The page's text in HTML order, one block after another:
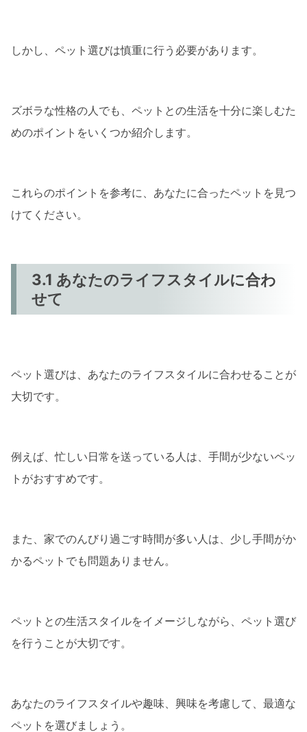
しかし、ペット選びは慎重に行う必要があります。
ズボラな性格の人でも、ペットとの生活を十分に楽しむた
めのポイントをいくつか紹介します。
これらのポイントを参考に、あなたに合ったペットを見つ
けてください。
3.1 あなたのライフスタイルに合わ
せて
ペット選びは、あなたのライフスタイルに合わせることが
大切です。
例えば、忙しい日常を送っている人は、手間が少ないペッ
トがおすすめです。
また、家でのんびり過ごす時間が多い人は、少し手間がか
かるペットでも問題ありません。
ペットとの生活スタイルをイメージしながら、ペット選び
を行うことが大切です。
あなたのライフスタイルや趣味、興味を考慮して、最適な
ペットを選びましょう。